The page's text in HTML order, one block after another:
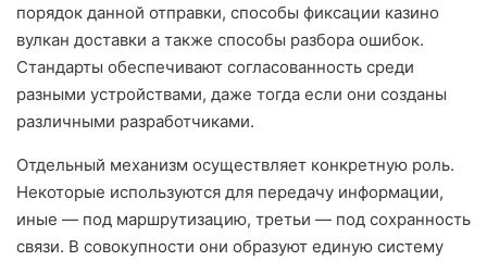
порядок данной отправки, способы фиксации казино
вулкан доставки а также способы разбора ошибок.
Стандарты обеспечивают согласованность среди
разными устройствами, даже тогда если они созданы
различными разработчиками.
Отдельный механизм осуществляет конкретную роль.
Некоторые используются для передачу информации,
иные — под маршрутизацию, третьи — под сохранность
связи. В совокупности они образуют единую систему